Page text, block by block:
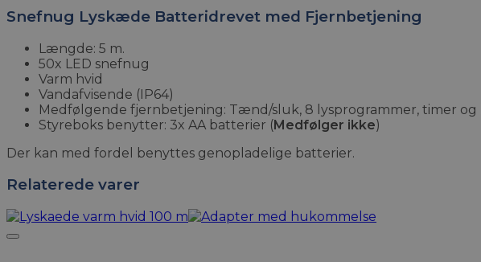
Snefnug Lyskæde Batteridrevet med Fjernbetjening
Længde: 5 m.
50x LED snefnug
Varm hvid
Vandafvisende (IP64)
Medfølgende fjernbetjening: Tænd/sluk, 8 lysprogrammer, timer og
Styreboks benytter: 3x AA batterier (Medfølger ikke)
Der kan med fordel benyttes genopladelige batterier.
Relaterede varer